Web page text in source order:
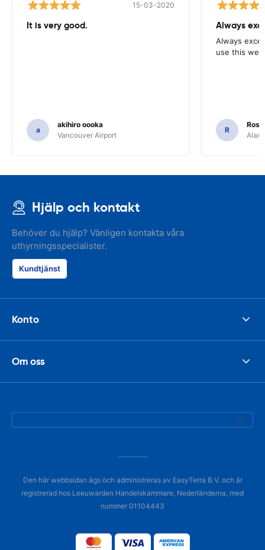
15-03-2020
It is very good.
a
akihiro oooka
Vancouver Airport
Always
Always
use this
R
Hjälp och kontakt
Behöver du hjälp? Vänligen kontakta våra
uthyrningsspecialister.
Kundtjänst
Konto
Om oss
Den här webbsidan ägs och administreras av EasyTerra B.V. och är
registrerad hos Leeuwarden Handelskammare, Nederländerna, med
nummer 01104443